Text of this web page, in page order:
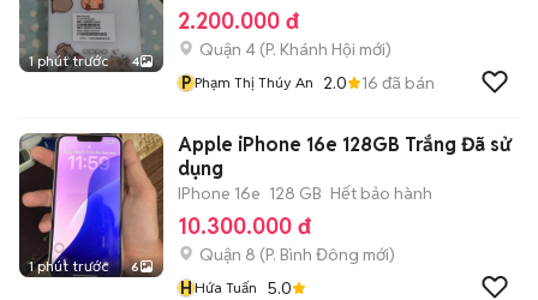
1 phút trước 4
2.200.000 đ
Quận 4 (P. Khánh Hội mới)
P Phạm Thị Thúy An 2.0 16 đã bán
1 phút trước 6
Apple iPhone 16e 128GB Trắng Đã sử
dụng
IPhone 16e 128 GB Hết bảo hành
10.300.000 đ
Quận 8 (P. Bình Đông mới)
HHứa Tuấn 5.0